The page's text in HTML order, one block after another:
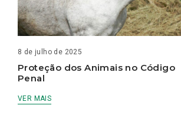
8 de julho de 2025
Proteção dos Animais no Código
Penal
VER MAIS